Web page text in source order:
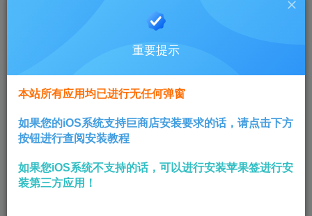
我的世界_国际服
美区商店售价 $6.99
重要提示
本站所有应用均已进行无任何弹窗
如果您的iOS系统支持巨商店安装要求的话，请点击下方
按钮进行查阅安装教程
如果您iOS系统不支持的话，可以进行安装苹果签进行安
装第三方应用！